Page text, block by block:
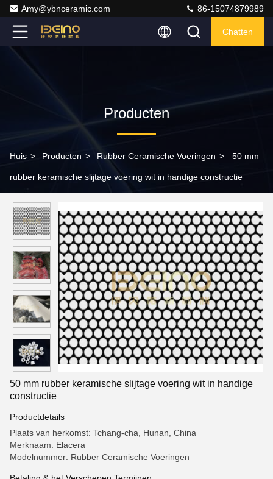
Amy@ybnceramic.com 86-15074879989
Chatten
Producten
Huis > Producten > Rubber Ceramische Voeringen > 50 mm
rubber keramische slijtage voering wit in handige constructie
50 mm rubber keramische slijtage voering wit in handige
constructie
Productdetails
Plaats van herkomst: Tchang-cha, Hunan, China
Merknaam: Elacera
Modelnummer: Rubber Ceramische Voeringen